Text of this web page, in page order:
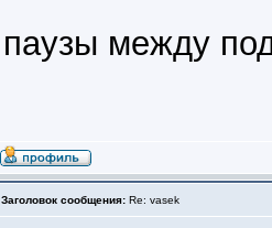
паузы между
Заголовок сообщения: Re: vasek